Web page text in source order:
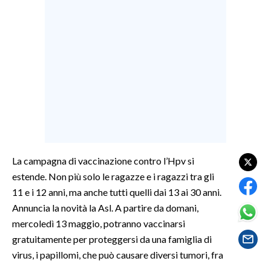
SPETTACOLI
SARDEGNA TURISMO
La campagna di vaccinazione contro l’Hpv si
estende. Non più solo le ragazze e i ragazzi tra gli
11 e i 12 anni, ma anche tutti quelli dai 13 ai 30 anni.
Annuncia la novità la Asl. A partire da domani,
mercoledì 13 maggio, potranno vaccinarsi
gratuitamente per proteggersi da una famiglia di
virus, i papillomi, che può causare diversi tumori, fra